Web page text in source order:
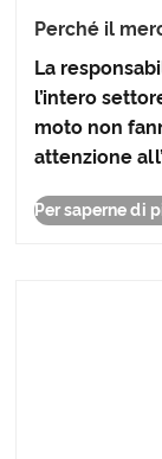
Perché il
La
l’intero
moto non
attenzione
Per saperne di